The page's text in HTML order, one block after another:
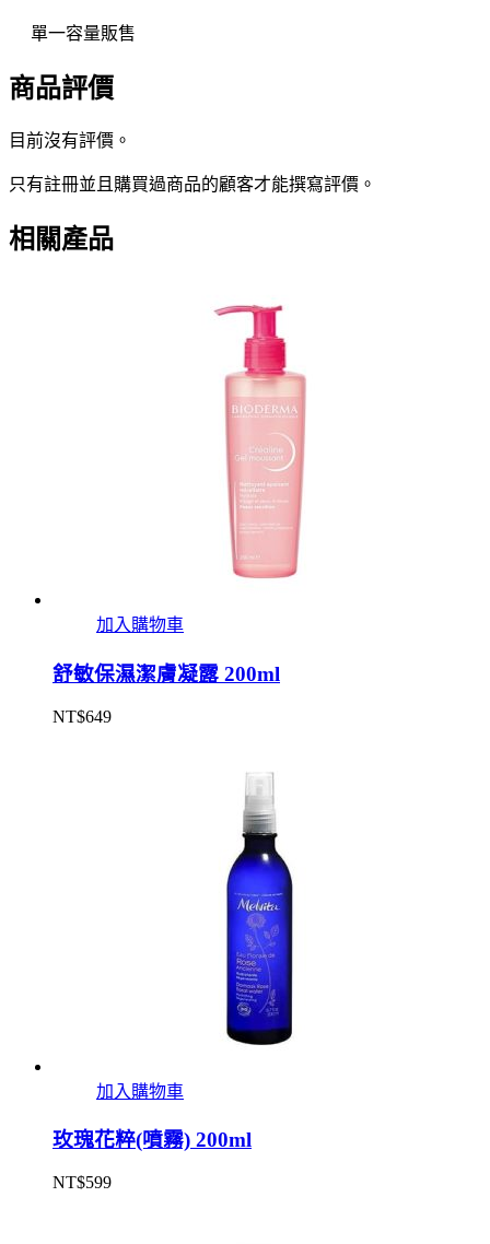
單一容量販售
商品評價
目前沒有評價。
只有註冊並且購買過商品的顧客才能撰寫評價。
相關產品
加入購物車
舒敏保濕潔膚凝露 200ml
NT$649
加入購物車
玫瑰花粹(噴霧) 200ml
NT$599